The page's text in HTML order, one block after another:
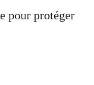
pour protéger